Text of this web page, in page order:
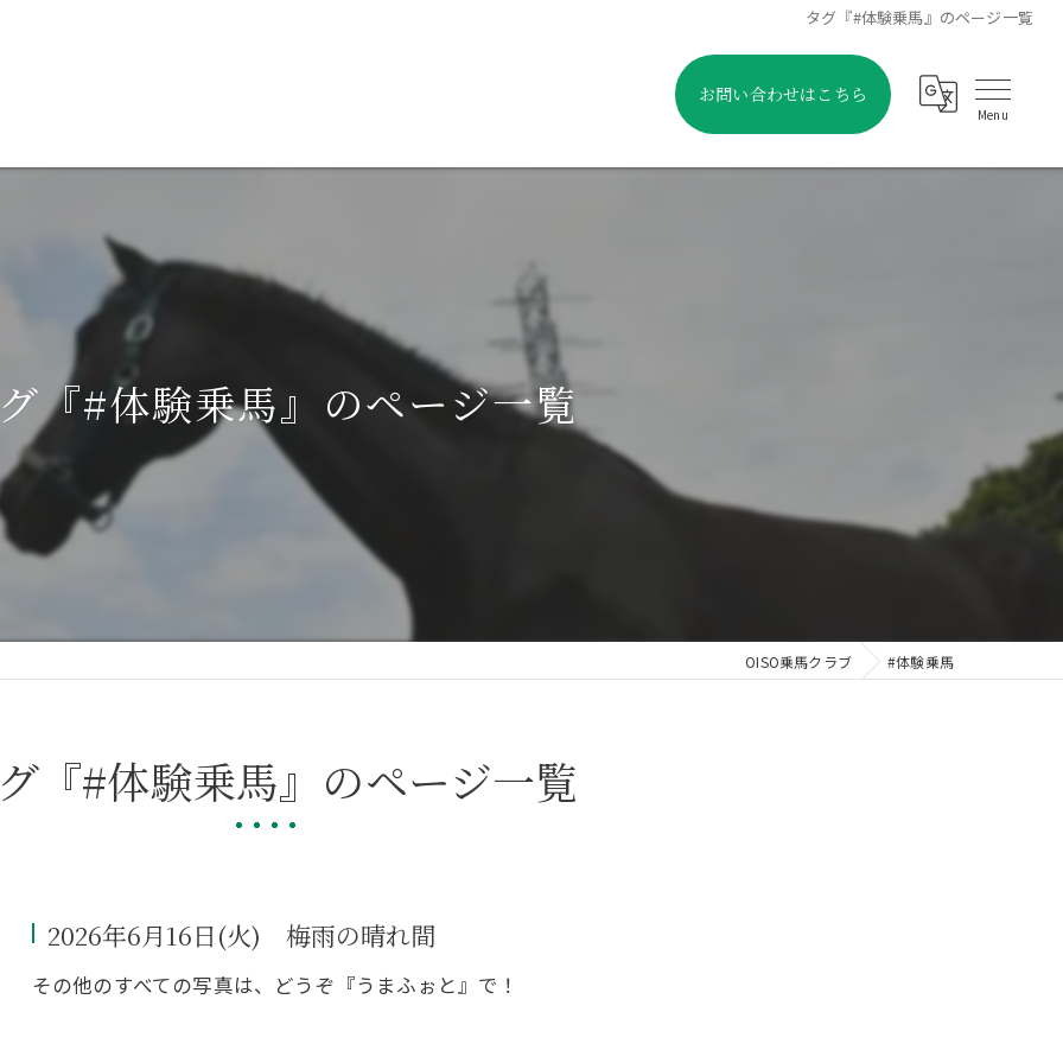
タグ『#体験乗馬』のページ一覧
お問い合わせはこちら
『#体験乗馬』のページ一覧
OISO乗馬クラブ #体験乗馬
『#体験乗馬』のページ一覧
2026年6月16日(火) 梅雨の晴れ間
その他のすべての写真は、どうぞ『うまふぉと』で！